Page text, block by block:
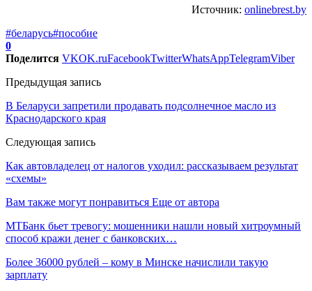
Источник: onlinebrest.by
#беларусь#пособие
0
Поделится VKOK.ruFacebookTwitterWhatsAppTelegramViber
Предыдущая запись
В Беларуси запретили продавать подсолнечное масло из
Краснодарского края
Следующая запись
Как автовладелец от налогов уходил: рассказываем результат
«схемы»
Вам также могут понравиться Еще от автора
МТБанк бьет тревогу: мошенники нашли новый хитроумный
способ кражи денег с банковских…
Более 36000 рублей – кому в Минске начислили такую
зарплату